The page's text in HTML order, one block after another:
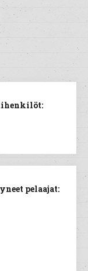
pelaajat: